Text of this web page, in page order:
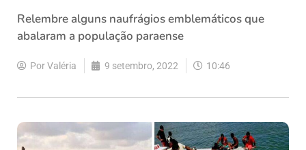
Relembre alguns naufrágios emblemáticos que
abalaram a população paraense
PorValéria 9 setembro, 2022 10:46